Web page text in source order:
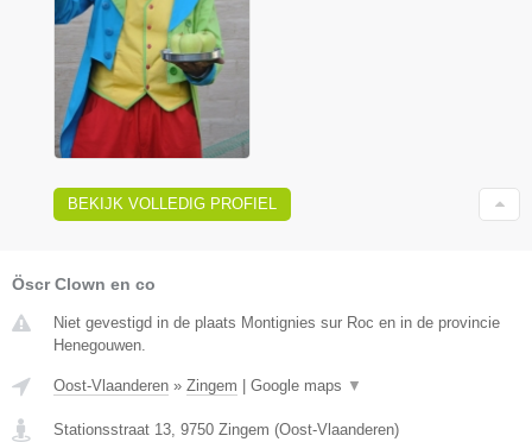
BEKIJK VOLLEDIG PROFIEL
Öscr Clown en co
Niet gevestigd in de plaats Montignies sur Roc en in de provincie
Henegouwen.
Oost-Vlaanderen » Zingem | Google maps ▼
Stationsstraat 13 9750 Zingem (Oost-Vlaanderen)